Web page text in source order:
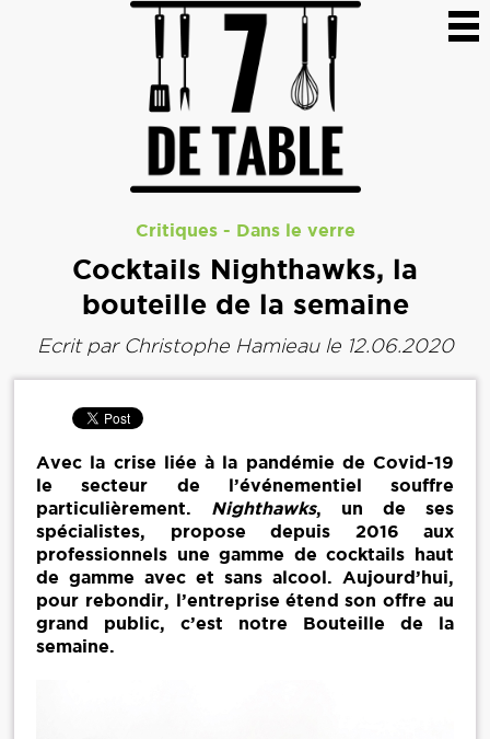
Critiques- Dans le verre
Cocktails Nighthawks, la
bouteille de la semaine
Ecrit par Christophe Hamieaule 12.06.2020
Avec la crise liée à la pandémie de Covid-19
le secteur de l’événementiel souffre
particulièrement. Nighthawks, un de ses
spécialistes, propose depuis 2016 aux
professionnels une gamme de cocktails haut
de gamme avec et sans alcool. Aujourd’hui,
pour rebondir, l’entreprise étend son offre au
grand public, c’est notre Bouteille de la
semaine.